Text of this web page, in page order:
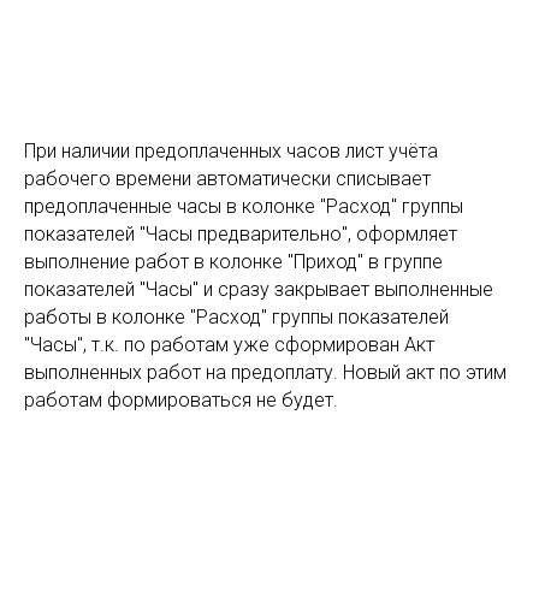
При наличии предоплаченных часов лист учёта
рабочего времени автоматически списывает
предоплаченные часы в колонке "Расход" группы
показателей "Часы предварительно", оформляет
выполнение работ в колонке "Приход" в группе
показателей "Часы" и сразу закрывает выполненные
работы в колонке "Расход" группы показателей
"Часы", т.к. по работам уже сформирован Акт
выполненных работ на предоплату. Новый акт по этим
работам формироваться не будет.